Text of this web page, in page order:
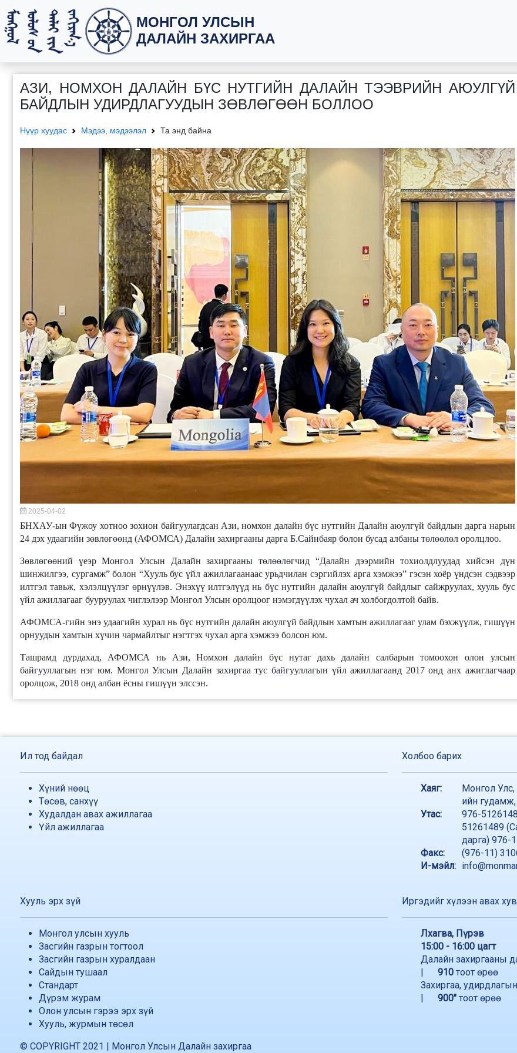
МОНГОЛ УЛСЫН
ДАЛАЙН ЗАХИРГАА
АЗИ, НОМХОН ДАЛАЙН БҮС НУТГИЙН ДАЛАЙН ТЭЭВРИЙН АЮУЛГҮЙ
БАЙДЛЫН УДИРДЛАГУУДЫН ЗӨВЛӨГӨӨН БОЛЛОО
Нүүр хуудас Мэдээ, мэдээлэл Та энд байна
2025-04-02
БНХАУ-ын Фүжоу хотноо зохион байгуулагдсан Ази, номхон далайн бүс нутгийн Далайн аюулгүй байдлын дарга нарын
24 дэх удаагийн зөвлөгөөнд (АФОМСА) Далайн захиргааны дарга Б.Сайнбаяр болон бусад албаны төлөөлөл оролцлоо.
Зөвлөгөөний үеэр Монгол Улсын Далайн захиргааны төлөөлөгчид “Далайн дээрмийн тохиолдлуудад хийсэн дүн
шинжилгээ, сургамж” болон “Хууль бус үйл ажиллагаанаас урьдчилан сэргийлэх арга хэмжээ” гэсэн хоёр үндсэн сэдвээр
илтгэл тавьж, хэлэлцүүлэг өрнүүлэв. Энэхүү илтгэлүүд нь бүс нутгийн далайн аюулгүй байдлыг сайжруулах, хууль бус
үйл ажиллагааг бууруулах чиглэлээр Монгол Улсын оролцоог нэмэгдүүлэх чухал ач холбогдолтой байв.
АФОМСА-гийн энэ удаагийн хурал нь бүс нутгийн далайн аюулгүй байдлын хамтын ажиллагааг улам бэхжүүлж, гишүүн
орнуудын хамтын хүчин чармайлтыг нэгтгэх чухал арга хэмжээ болсон юм.
Ташрамд дурдахад, АФОМСА нь Ази, Номхон далайн бүс нутаг дахь далайн салбарын томоохон олон улсын
байгууллагын нэг юм. Монгол Улсын Далайн захиргаа тус байгууллагын үйл ажиллагаанд 2017 онд анх ажиглагчаар
оролцож, 2018 онд албан ёсны гишүүн элссэн.
Ил тод байдал
Хүний нөөц
Төсөв, санхүү
Худалдан авах ажиллагаа
Үйл ажиллагаа
Холбоо барих
Хаяг:
Монгол Улс,
ийн
Утас:
976-
51261489
дарга) 976-
Факс:
(976-11)
И-мэйл:
Хууль эрх зүй
Монгол улсын хууль
Засгийн газрын тогтоол
Засгийн газрын хуралдаан
Сайдын тушаал
Стандарт
Дүрэм журам
Олон улсын гэрээ эрх зүй
Хууль, журмын төсөл
Иргэдийг хүлээн авах
Лхагва, Пүрэв
15:00 - 16:00 цагт
Далайн захиргааны
|
910 тоот өрөө
Захиргаа,
|
900" тоот өрөө
© COPYRIGHT 2021 | Монгол Улсын Далайн захиргаа